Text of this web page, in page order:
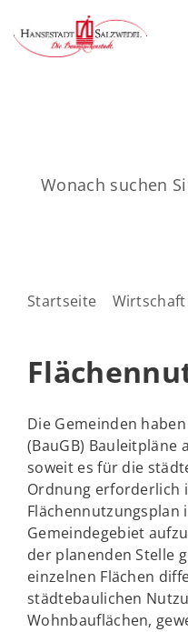
Startseite
Die Gemeinden
(BauGB) Bauleitpläne
soweit es für die
Ordnung erforderlich
Flächennutzungsplan
Gemeindegebiet
der planenden Stelle
einzelnen Flächen
städtebaulichen
Wohnbauflächen,